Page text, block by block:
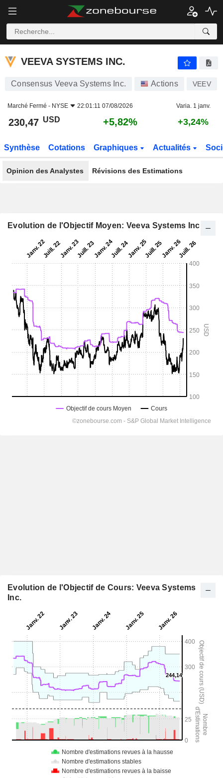
VEEVA SYSTEMS INC.
VEEVA SYSTEMS INC.
Consensus Veeva Systems Inc. Actions VEEV
Marché Fermé - NYSE 22:01:11 07/08/2026 Varia. 1 janv.
230,47 USD +5,82% +3,24%
Synthèse Cotations Graphiques Actualités
Opinion des Analystes Révisions des Estimations
Evolution de l'Objectif Moyen: Veeva Systems Inc.
Evolution de l'Objectif de Cours: Veeva Systems
Inc.